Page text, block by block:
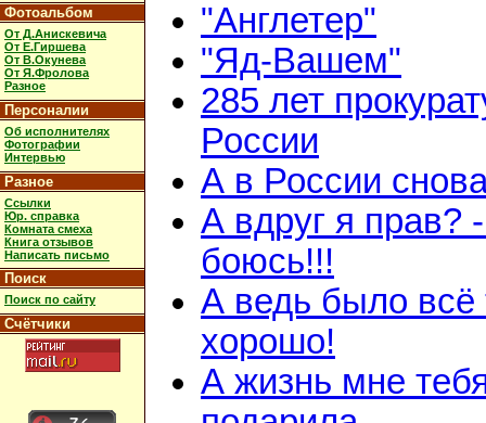
Фотоальбом
От Д.Анискевича
От Е.Гиршева
От В.Окунева
От Я.Фролова
Разное
Персоналии
Об исполнителях
Фотографии
Интервью
Разное
Ссылки
Юр. справка
Комната смеха
Книга отзывов
Написать письмо
Поиск
Поиск по сайту
Счётчики
"Англетер"
"Яд-Вашем"
285 лет
России
А в России
А вдруг я прав?
боюсь!!!
А ведь было всё
хорошо!
А жизнь мне